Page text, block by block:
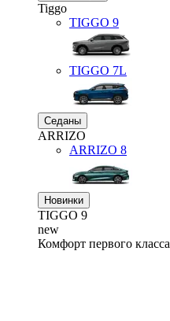
Tiggo
TIGGO 9
TIGGO 7L
Седаны
ARRIZO
ARRIZO 8
Новинки
TIGGO 9
new
Комфорт первого класса